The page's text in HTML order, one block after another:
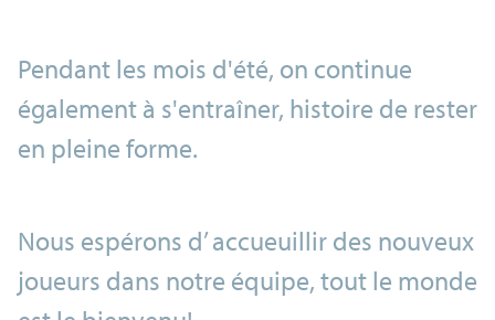
Pendant les mois d'été, on continue
également à s'entraîner, histoire de rester
en pleine forme.
Nous espérons d’ accueuillir des nouveux
joueurs dans notre équipe, tout le monde